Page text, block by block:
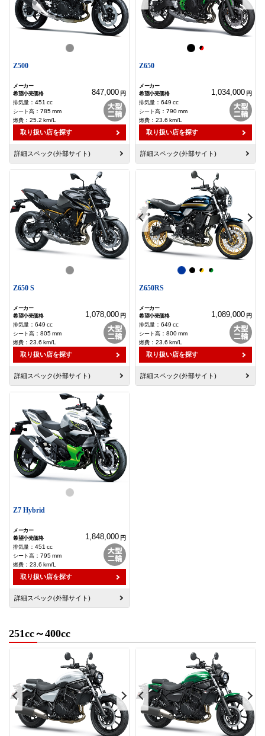
Z500
847,000 円
： 451 cc
： 785mm
： 25.2 km/L
取り扱い店を探す
詳細スペック(外部サイト)
Z650
1,034,000 円
： 649 cc
： 790mm
： 23.6 km/L
取り扱い店を探す
詳細スペック(外部サイト)
Z650 S
1,078,000 円
： 649 cc
： 805mm
： 23.6 km/L
取り扱い店を探す
詳細スペック(外部サイト)
Z650RS
1,089,000 円
： 649 cc
： 800mm
： 23.6 km/L
取り扱い店を探す
詳細スペック(外部サイト)
Z7 Hybrid
1,848,000 円
： 451 cc
： 795mm
： 23.6 km/L
取り扱い店を探す
詳細スペック(外部サイト)
251cc～400cc